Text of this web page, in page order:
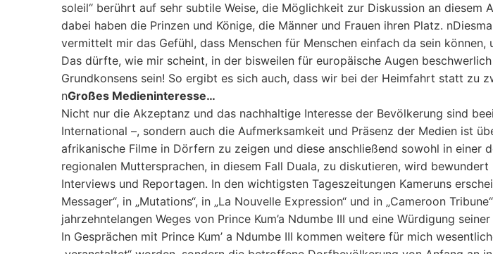
soleil“ berührt auf sehr subtile Weise, die Möglichkeit zur Diskussion an
dabei haben die Prinzen und Könige, die Männer und Frauen ihren Platz.
vermittelt mir das Gefühl, dass Menschen für Menschen einfach da sein
Das dürfte, wie mir scheint, in der bisweilen für europäische Augen
Grundkonsens sein! So ergibt es sich auch, dass wir bei der Heimfahrt statt
nGroßes Medieninteresse…
Nicht nur die Akzeptanz und das nachhaltige Interesse der Bevölkerung sind
International –, sondern auch die Aufmerksamkeit und Präsenz der Medien ist
afrikanische Filme in Dörfern zu zeigen und diese anschließend sowohl in einer
regionalen Muttersprachen, in diesem Fall Duala, zu diskutieren, wird
Interviews und Reportagen. In den wichtigsten Tageszeitungen Kameruns
Messager“, in „Mutations“, in „La Nouvelle Expression“ und in „Cameroon
jahrzehntelangen Weges von Prince Kum’a Ndumbe III und eine Würdigung
In Gesprächen mit Prince Kum’ a Ndumbe III kommen weitere für mich